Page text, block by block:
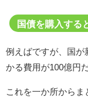
国債を購入する
例えばですが、国が
かる費用が100億円
これを一か所からま